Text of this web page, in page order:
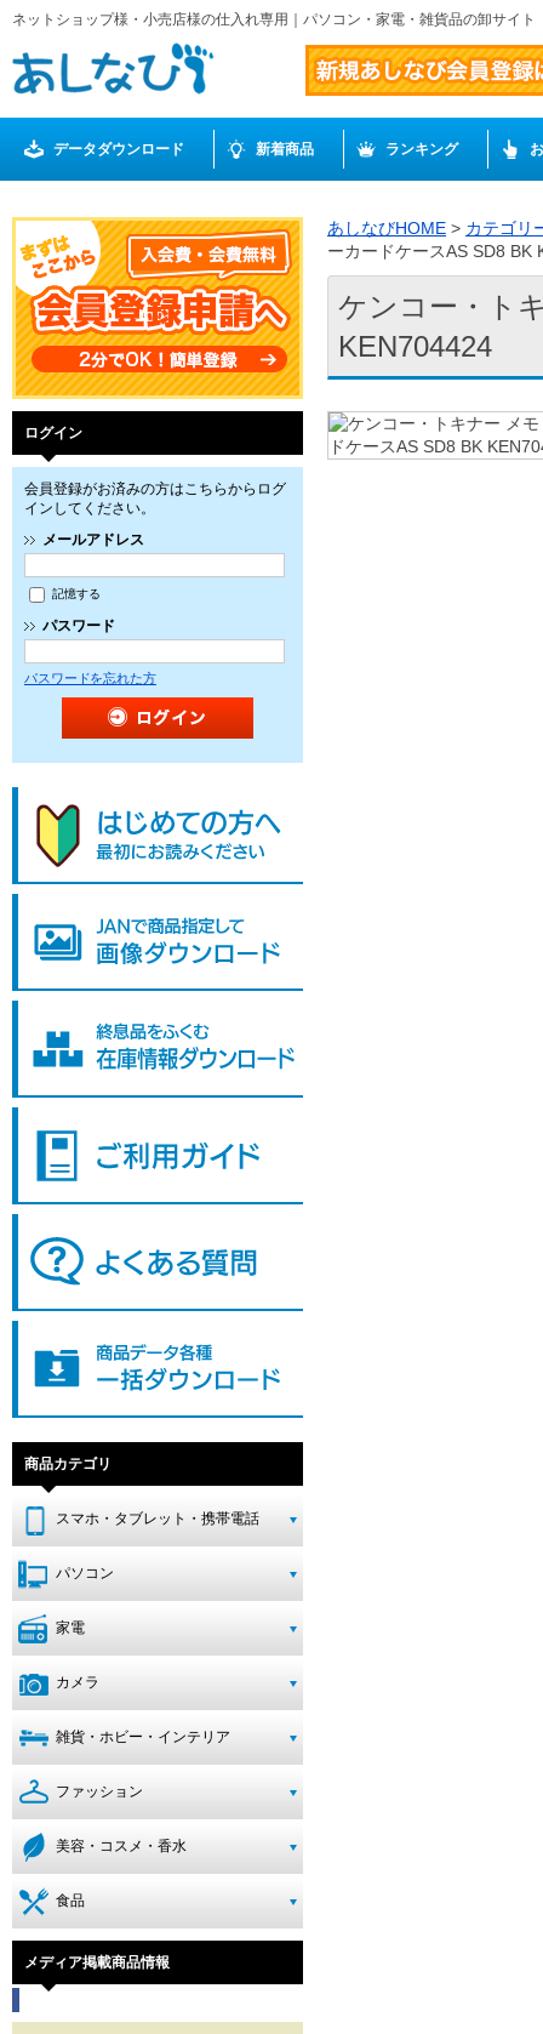
ネットショップ様・小売店様の仕入れ専用｜パソコン・家電・雑貨品の卸サイ
データダウンロード 新着商品 ランキング
ログイン
会員登録がお済みの方はこちらからログ
インしてください。
メールアドレス
記憶する
パスワード
パスワードを忘れた方
商品カテゴリ
スマホ・タブレット・携帯電話
パソコン
家電
カメラ
雑貨・ホビー・インテリア
ファッション
美容・コスメ・香水
食品
メディア掲載商品情報
あしなびHOME > カテゴリ
ーカードケースAS SD8 BK
ケンコー・ト
KEN704424